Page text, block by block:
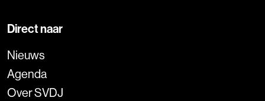
Direct naar
Nieuws
Agenda
Over SVDJ